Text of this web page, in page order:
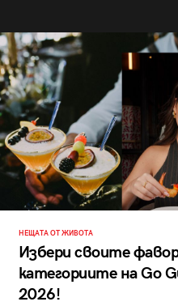
НЕЩАТА ОТ ЖИВОТА
Избери своите
категориите на Go
2026!